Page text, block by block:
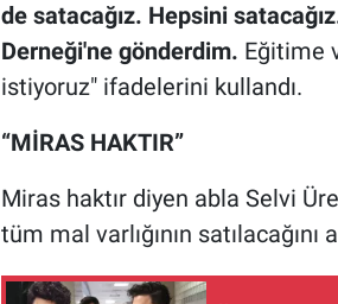
de satacağız. Hepsini
Derneği'ne gönderdim. Eğitime
istiyoruz" ifadelerini kullandı.
“MİRAS HAKTIR”
Miras haktır diyen abla Selvi
tüm mal varlığının satılacağını